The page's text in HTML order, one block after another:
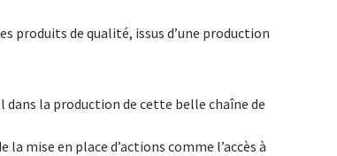
produits de qualité, issus d’une production
la production de cette belle chaîne de
mise en place d’actions comme l’accès à